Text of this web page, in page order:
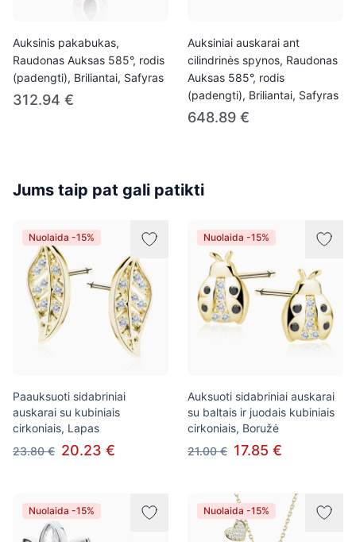
Auksinis pakabukas,
Raudonas Auksas 585°, rodis
(padengti), Briliantai, Safyras
312.94 €
Auksiniai auskarai ant
cilindrinės spynos, Raudonas
Auksas 585°, rodis
(padengti), Briliantai, Safyras
648.89 €
Jums taip pat gali patikti
Nuolaida -15%
Paauksuoti sidabriniai
auskarai su kubiniais
cirkoniais, Lapas
23.80 € 20.23 €
Nuolaida -15%
Auksuoti sidabriniai auskarai
su baltais ir juodais kubiniais
cirkoniais, Boružė
21.00 € 17.85 €
Nuolaida -15% Nuolaida -15%